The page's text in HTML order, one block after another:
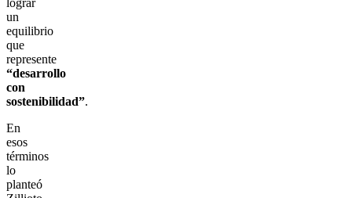
lograr
un
equilibrio
que
represente
“desarrollo
con
sostenibilidad”.
En
esos
términos
lo
planteó